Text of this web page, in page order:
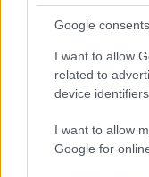
Google consents
I want to allow
related to
device
I want to allow
Google for
Az Izraeli